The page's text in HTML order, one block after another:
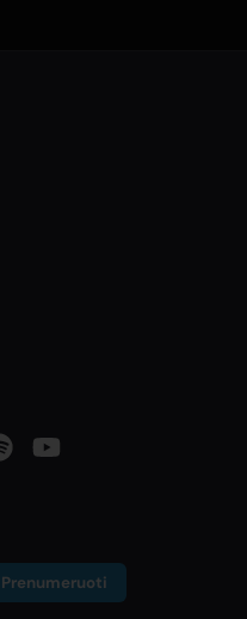
Prenumeruoti